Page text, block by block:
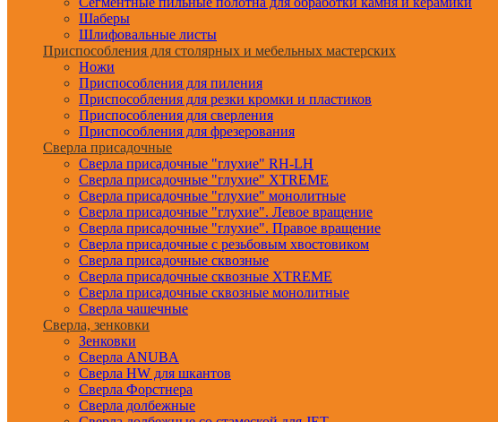
Шаберы
Шлифовальные листы
Приспособления для столярных и мебельных мастерских
Ножи
Приспособления для пиления
Приспособления для резки кромки и пластиков
Приспособления для сверления
Приспособления для фрезерования
Сверла присадочные
Сверла присадочные "глухие" RH-LH
Сверла присадочные "глухие" XTREME
Сверла присадочные "глухие" монолитные
Сверла присадочные "глухие". Левое вращение
Сверла присадочные "глухие". Правое вращение
Сверла присадочные с резьбовым хвостовиком
Сверла присадочные сквозные
Сверла присадочные сквозные XTREME
Сверла присадочные сквозные монолитные
Сверла чашечные
Сверла, зенковки
Зенковки
Сверла ANUBA
Сверла HW для шкантов
Сверла Форстнера
Сверла долбежные